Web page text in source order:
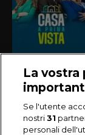
La vostra
Se l'utente
nostri31
personali